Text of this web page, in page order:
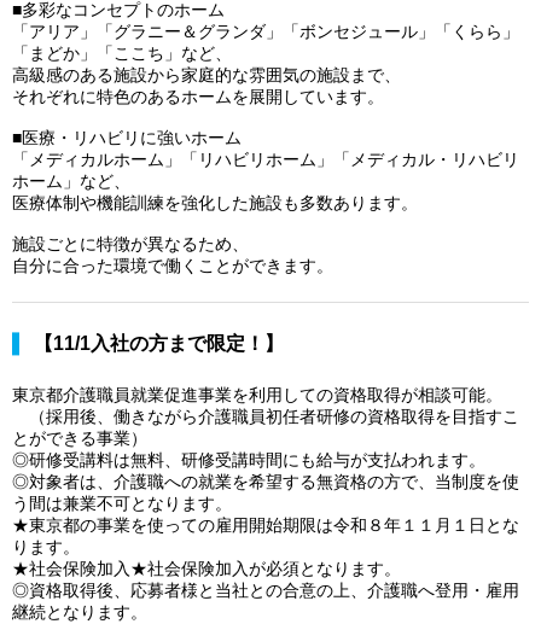
■多彩なコンセプトのホーム
「アリア」「グラニー＆グランダ」「ボンセジュール」「くらら」
「まどか」「ここち」など、
高級感のある施設から家庭的な雰囲気の施設まで、
それぞれに特色のあるホームを展開しています。
■医療・リハビリに強いホーム
「メディカルホーム」「リハビリホーム」「メディカル・リハビリ
ホーム」など、
医療体制や機能訓練を強化した施設も多数あります。
施設ごとに特徴が異なるため、
自分に合った環境で働くことができます。
【11/1入社の方まで限定！】
東京都介護職員就業促進事業を利用しての資格取得が相談可能。
（採用後、働きながら介護職員初任者研修の資格取得を目指すこ
とができる事業）
◎研修受講料は無料、研修受講時間にも給与が支払われます。
◎対象者は、介護職への就業を希望する無資格の方で、当制度を使
う間は兼業不可となります。
★東京都の事業を使っての雇用開始期限は令和８年１１月１日とな
ります。
★社会保険加入★社会保険加入が必須となります。
◎資格取得後、応募者様と当社との合意の上、介護職へ登用・雇用
継続となります。